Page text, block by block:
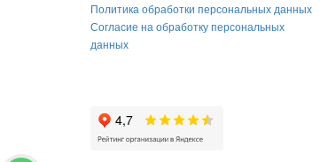
Политика обработки персональных данных
Согласие на обработку персональных
данных